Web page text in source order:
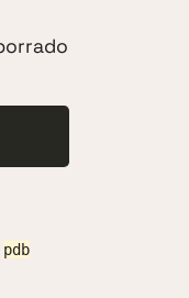
pdb